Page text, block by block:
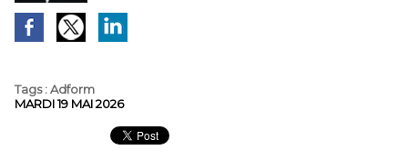
Tags:Adform
MARDI 19 MAI 2026